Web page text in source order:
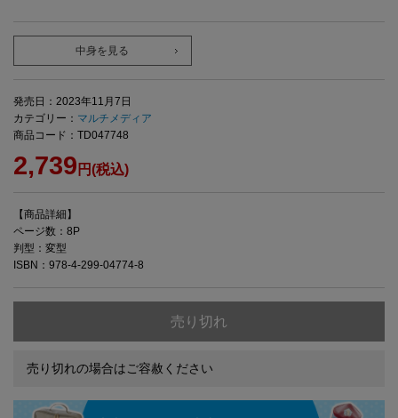
中身を見る
発売日：2023年11月7日
カテゴリー： マルチメディア
商品コード：TD047748
2,739 円(税込)
【商品詳細】
ページ数：8P
判型：変型
ISBN：978-4-299-04774-8
売り切れ
売り切れの場合はご容赦ください